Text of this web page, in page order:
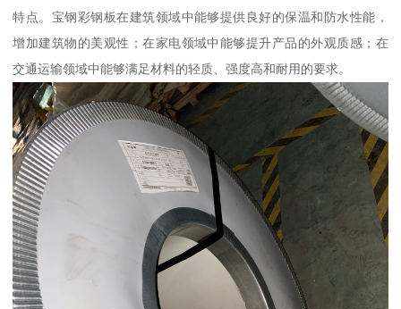
特点。宝钢彩钢板在建筑领域中能够提供良好的保温和防水性能，
增加建筑物的美观性；在家电领域中能够提升产品的外观质感；在
交通运输领域中能够满足材料的轻质、强度高和耐用的要求。